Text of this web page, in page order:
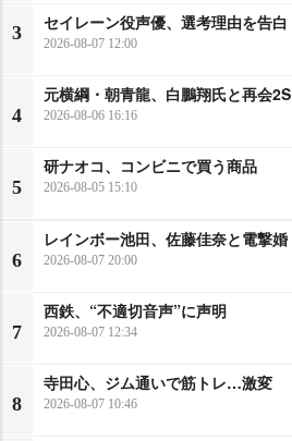
3
セイレーン役声優、選考理由を告白
2026-08-07 12:00
4
元横綱・朝青龍、白鵬翔氏と再会2S
2026-08-06 16:16
5
研ナオコ、コンビニで買う商品
2026-08-05 15:10
6
レインボー池田、佐藤佳奈と電撃婚
2026-08-07 20:00
7
西鉄、“不適切音声”に声明
2026-08-07 12:34
8
寺田心、ジム通いで筋トレ…激変
2026-08-07 10:46